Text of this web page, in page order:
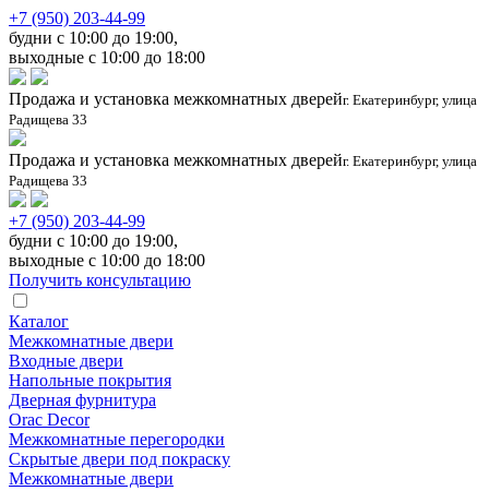
+7 (950) 203-44-99
будни с 10:00 до 19:00,
выходные с 10:00 до 18:00
Продажа и установка межкомнатных дверейг. Екатеринбург, улица
Радищева 33
Продажа и установка межкомнатных дверейг. Екатеринбург, улица
Радищева 33
+7 (950) 203-44-99
будни с 10:00 до 19:00,
выходные с 10:00 до 18:00
Получить консультацию
Каталог
Межкомнатные двери
Входные двери
Напольные покрытия
Дверная фурнитура
Orac Decor
Межкомнатные перегородки
Скрытые двери под покраскy
Межкомнатные двери